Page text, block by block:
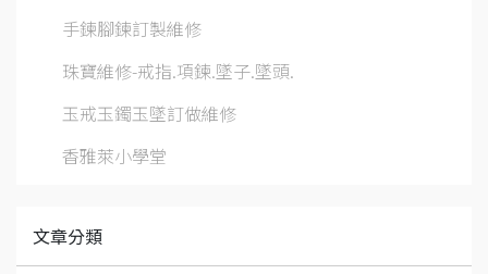
手鍊腳鍊訂製維修
珠寶維修-戒指.項鍊.墜子.墜頭.
玉戒玉鐲玉墜訂做維修
香雅萊小學堂
文章分類